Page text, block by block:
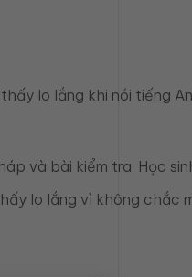
lo lắng khi nói tiếng
và bài kiểm tra. Học
lo lắng vì không